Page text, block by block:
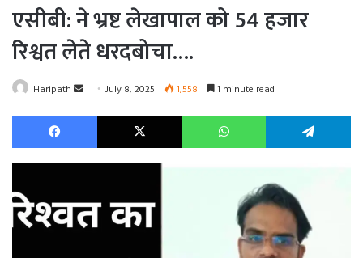
एसीबी: ने भ्रष्ट लेखापाल को 54 हजार
रिश्वत लेते धरदबोचा….
Haripath
Send July 8, 2025 1,558 1 minute read
Facebook X WhatsApp